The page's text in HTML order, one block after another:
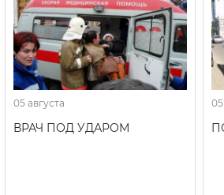
05 августа
ВРАЧ ПОД УДАРОМ
05